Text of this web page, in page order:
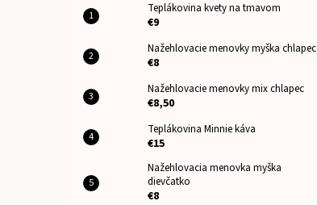
Teplákovina kvety na tmavom
€9
Nažehlovacie menovky myška chlapec
€8
Nažehlovacie menovky mix chlapec
€8,50
Teplákovina Minnie káva
€15
Nažehlovacia menovka myška
dievčatko
€8